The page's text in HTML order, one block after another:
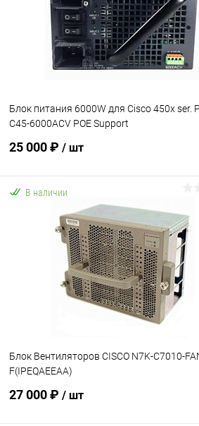
Блок питания 6000W для Cisco 450x ser.
C45-6000ACV POE Support
25 000 ₽ / шт
В корзину
Купить в 1 клик К сравнению
В избранное В наличии
В наличии
Блок Вентиляторов CISCO N7K-C7010-
F(IPEQAEEAA)
27 000 ₽ / шт